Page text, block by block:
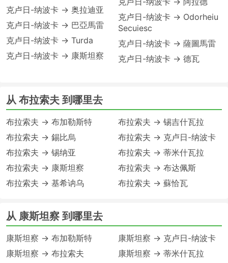
克卢日-纳波卡 → 奥拉迪亚
克卢日-纳波卡 → 巴亞馬雷
克卢日-纳波卡 → Turda
克卢日-纳波卡 → 康斯坦察
克卢日-纳波卡 → Odorheiu
Secuiesc
克卢日-纳波卡 → 薩圖馬雷
克卢日-纳波卡 → 德瓦
从 布拉索夫 到哪里去
布拉索夫 → 布加勒斯特
布拉索夫 → 錫比烏
布拉索夫 → 锡纳亚
布拉索夫 → 康斯坦察
布拉索夫 → 基希讷乌
布拉索夫 → 锡吉什瓦拉
布拉索夫 → 克卢日-纳波卡
布拉索夫 → 蒂米什瓦拉
布拉索夫 → 布达佩斯
布拉索夫 → 蘇恰瓦
从 康斯坦察 到哪里去
康斯坦察 → 布加勒斯特
康斯坦察 → 布拉索夫
康斯坦察 → 克卢日-纳波卡
康斯坦察 → 蒂米什瓦拉